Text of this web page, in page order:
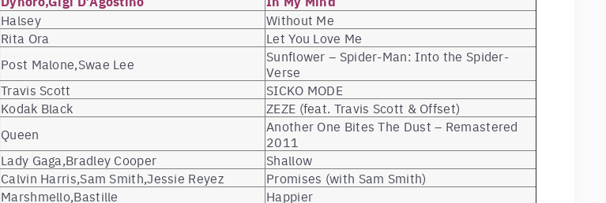
Halsey
Without Me
Rita Ora
Let You Love Me
Post Malone,Swae Lee
Sunflower – Spider-Man: Into the Spider-
Verse
Travis Scott
SICKO MODE
Kodak Black
ZEZE (feat. Travis Scott & Offset)
Queen
Another One Bites The Dust – Remastered
2011
Lady Gaga,Bradley Cooper
Shallow
Calvin Harris,Sam Smith,Jessie Reyez
Promises (with Sam Smith)
Marshmello,Bastille Happier